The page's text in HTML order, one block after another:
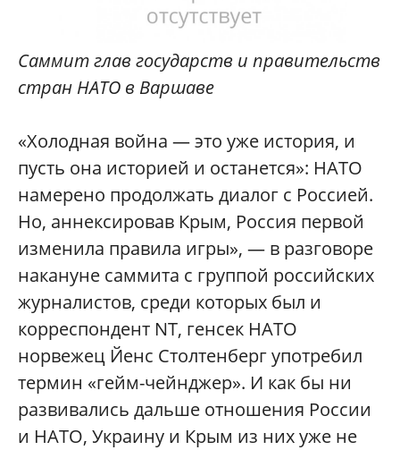
Саммит глав государств и правительств
стран НАТО в Варшаве
«Холодная война — это уже история, и
пусть она историей и останется»: НАТО
намерено продолжать диалог с Россией.
Но, аннексировав Крым, Россия первой
изменила правила игры», — в разговоре
накануне саммита с группой российских
журналистов, среди которых был и
корреспондент NT, генсек НАТО
норвежец Йенс Столтенберг употребил
термин «гейм-чейнджер». И как бы ни
развивались дальше отношения России
и НАТО, Украину и Крым из них уже не